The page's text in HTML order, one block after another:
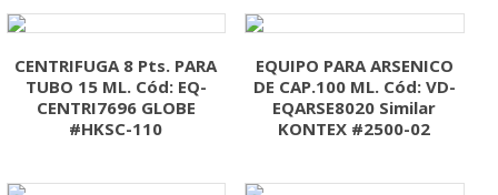
CENTRIFUGA 8 Pts. PARA
TUBO 15 ML. Cód: EQ-
CENTRI7696 GLOBE
#HKSC-110
EQUIPO PARA ARSENICO
DE CAP.100 ML. Cód: VD-
EQARSE8020 Similar
KONTEX #2500-02